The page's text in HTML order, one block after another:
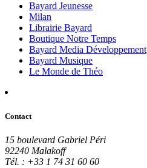
Bayard Jeunesse
Milan
Librairie Bayard
Boutique Notre Temps
Bayard Media Développement
Bayard Musique
Le Monde de Théo
Contact
15 boulevard Gabriel Péri
92240 Malakoff
Tél. : +33 1 74 31 60 60